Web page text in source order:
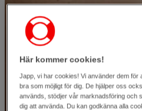
Här kommer cookies!
Japp, vi har cookies! Vi använder dem
bra som möjligt för dig. De hjälper oss
används, stödjer vår marknadsföring och
dig att använda. Du kan godkänna alla